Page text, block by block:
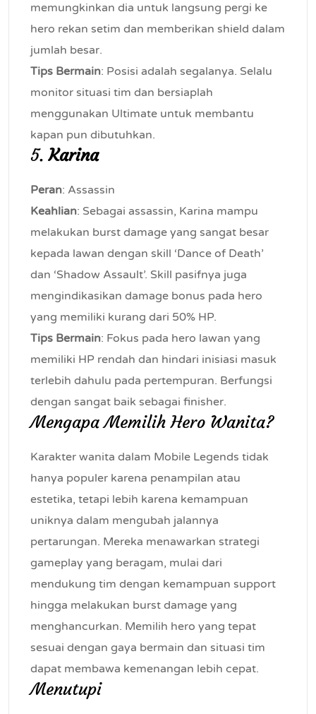
memungkinkan dia untuk langsung pergi ke
hero rekan setim dan memberikan shield dalam
jumlah besar.
Tips Bermain: Posisi adalah segalanya. Selalu
monitor situasi tim dan bersiaplah
menggunakan Ultimate untuk membantu
kapan pun dibutuhkan.
5.Karina
Peran: Assassin
Keahlian: Sebagai assassin, Karina mampu
melakukan burst damage yang sangat besar
kepada lawan dengan skill ‘Dance of Death’
dan ‘Shadow Assault’. Skill pasifnya juga
mengindikasikan damage bonus pada hero
yang memiliki kurang dari 50% HP.
Tips Bermain: Fokus pada hero lawan yang
memiliki HP rendah dan hindari inisiasi masuk
terlebih dahulu pada pertempuran. Berfungsi
dengan sangat baik sebagai finisher.
Mengapa Memilih Hero Wanita?
Karakter wanita dalam Mobile Legends tidak
hanya populer karena penampilan atau
estetika, tetapi lebih karena kemampuan
uniknya dalam mengubah jalannya
pertarungan. Mereka menawarkan strategi
gameplay yang beragam, mulai dari
mendukung tim dengan kemampuan support
hingga melakukan burst damage yang
menghancurkan. Memilih hero yang tepat
sesuai dengan gaya bermain dan situasi tim
dapat membawa kemenangan lebih cepat.
Menutupi